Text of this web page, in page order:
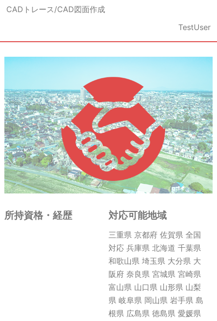
CADトレース/CAD図面作成
TestUser
所持資格・経歴 対応可能地域
三重県 京都府 佐賀県 全国
対応 兵庫県 北海道 千葉県
和歌山県 埼玉県 大分県 大
阪府 奈良県 宮城県 宮崎県
富山県 山口県 山形県 山梨
県 岐阜県 岡山県 岩手県 島
根県 広島県 徳島県 愛媛県